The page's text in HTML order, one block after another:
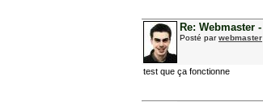
Re: Webmaster
Posté parwebmaster
test que ça fonctionne